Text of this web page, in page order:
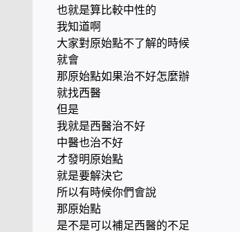
也就是算比較中性的
我知道啊
大家對原始點不了解的時候
就會
那原始點如果治不好怎麼辦
就找西醫
但是
我就是西醫治不好
中醫也治不好
才發明原始點
就是要解決它
所以有時候你們會說
那原始點
是不是可以補足西醫的不足